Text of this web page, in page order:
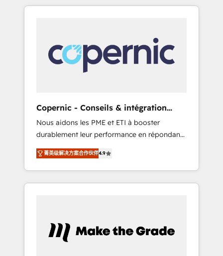
Ongoing Management: Monthly tune-ups,
portal? We are built for the work.
problem with the right solution. As the only
our clients gain a unique advantage in CRM
architecture, pipeline generation, data
intelligence, and go-to-market execution.
days ⚡ - Global: 75+ RPers across five
continents 🌐 - Scale: Largest organically
grown & fastest tiering Elite HubSpot Partner
🪴 - Sales Hub: More implementations than
any other Partner 💻 - Migrations: We convert
Salesforce addicts to HubSpot evangelists 🧡
Don't hire a marketing agency for an Ops
Copernic - Conseils & intégration
HubSpot
Nous aidons les PME et ETI à booster
durablement leur performance en répondant
aux vrais défis : • Intégration de HubSpot
avec d’autres outils (ERP, téléphonie, etc.) •
Alignement des équipes grâce à un outil et
des données partagées • Amélioration de la
Notre équipe de 30 consultants certifiés
HubSpot aborde chaque projet avec un
菁英级解决方案合作伙伴4.9